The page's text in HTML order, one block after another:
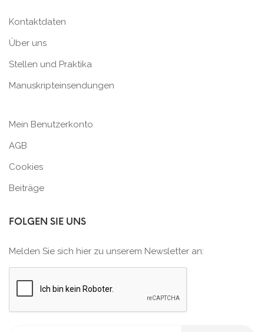
Kontaktdaten
Über uns
Stellen und Praktika
Manuskripteinsendungen
Mein Benutzerkonto
AGB
Cookies
Beiträge
FOLGEN SIE UNS
Melden Sie sich hier zu unserem Newsletter an: